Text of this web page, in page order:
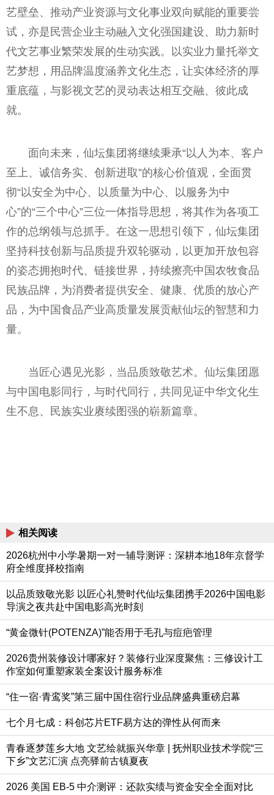
艺壁垒、推动产业资源与文化事业双向赋能的重要尝
试，亦是民营企业主动融入文化强国建设、助力新时
代文艺事业繁荣发展的生动实践。以实业力量托举文
艺梦想，用品牌温度涵养文化生态，让实体经济的厚
重底蕴，与影视文艺的灵动表达相互交融、彼此成
就。
面向未来，仙坛集团将继续秉承“以人为本、客户
至上、诚信务实、创新进取”的核心价值观，全面贯
彻“以安全为中心、以质量为中心、以服务为中
心”的“三个中心”三位一体指导思想，将其作为各项工
作的总纲领与总抓手。在这一思想引领下，仙坛集团
坚持科技创新与品质提升双轮驱动，以更加开放包容
的姿态拥抱时代、链接世界，持续擦亮中国农牧食品
民族品牌，为消费者提供安全、健康、优质的放心产
品，为中国食品产业高质量发展贡献仙坛的智慧和力
量。
当匠心遇见光影，当品质致敬艺术。仙坛集团愿
与中国电影同行，与时代同行，共同见证中华文化生
生不息、民族实业赓续图强的崭新篇章。
相关阅读
2026杭州中小学暑期一对一辅导测评：深耕本地18年京督学
府全维度择校指南
以品质致敬光影 以匠心礼赞时代仙坛集团携手2026中国电影
导演之夜共赴中国电影高光时刻
“黄金微针(POTENZA)”能否用于毛孔与痘疤管理
2026贵州装修设计哪家好？装修行业深度聚焦：三修设计工
作室如何重塑家装全案设计服务标准
“住一宿·青鸾奖”第三届中国住宿行业品牌盛典重磅启幕
七个月七成：科创芯片ETF易方达的弹性从何而来
青春逐梦莲乡大地 文艺绘就振兴华章 | 抚州职业技术学院“三
下乡”文艺汇演 点亮驿前古镇夏夜
2026 美国 EB-5 中介测评：还款实绩与资金安全全面对比